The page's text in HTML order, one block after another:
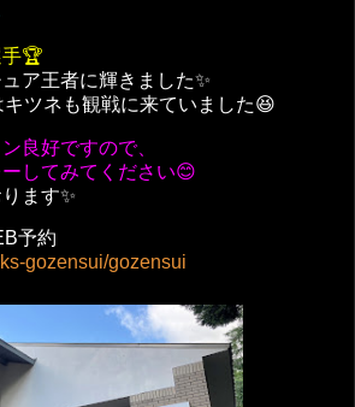
🏆
ア王者に輝きました✨
ツネも観戦に来ていました😆
良好ですので、
してみてください😊
ます✨
予約
gozensui/gozensui